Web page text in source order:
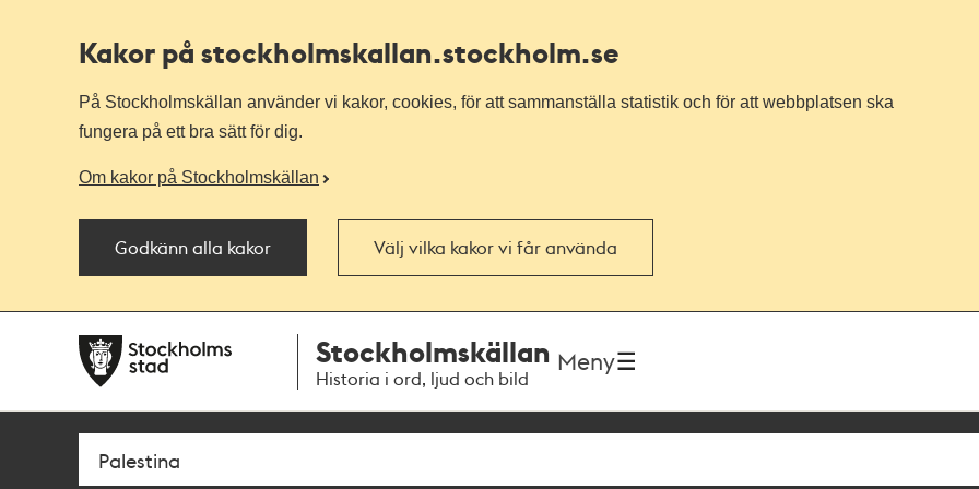
Kakor på stockholmskallan.stockholm.se
På Stockholmskällan använder vi kakor, cookies, för att sammanställa statistik och för att webbplatsen ska
fungera på ett bra sätt för dig.
Om kakor på Stockholmskällan
Godkänn alla kakor Välj vilka kakor vi får använda
navigationen
huvudinnehållet
Stockholmskällan
Historia i ord, ljud och bild
Meny
Sök